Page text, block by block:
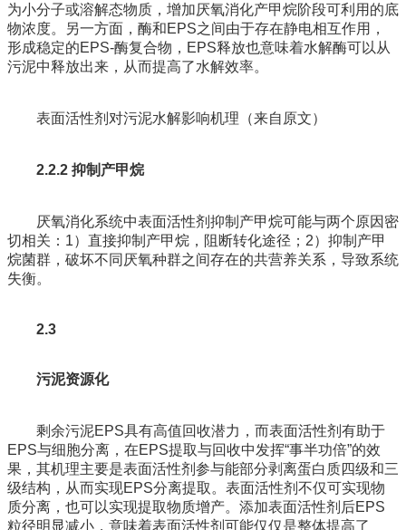
为小分子或溶解态物质，增加厌氧消化产甲烷阶段可利用的底
物浓度。另一方面，酶和EPS之间由于存在静电相互作用，
形成稳定的EPS-酶复合物，EPS释放也意味着水解酶可以从
污泥中释放出来，从而提高了水解效率。
表面活性剂对污泥水解影响机理（来自原文）
2.2.2 抑制产甲烷
厌氧消化系统中表面活性剂抑制产甲烷可能与两个原因密
切相关：1）直接抑制产甲烷，阻断转化途径；2）抑制产甲
烷菌群，破坏不同厌氧种群之间存在的共营养关系，导致系统
失衡。
2.3
污泥资源化
剩余污泥EPS具有高值回收潜力，而表面活性剂有助于
EPS与细胞分离，在EPS提取与回收中发挥“事半功倍”的效
果，其机理主要是表面活性剂参与能部分剥离蛋白质四级和三
级结构，从而实现EPS分离提取。表面活性剂不仅可实现物
质分离，也可以实现提取物质增产。添加表面活性剂后EPS
粒径明显减小，意味着表面活性剂可能仅仅是整体提高了